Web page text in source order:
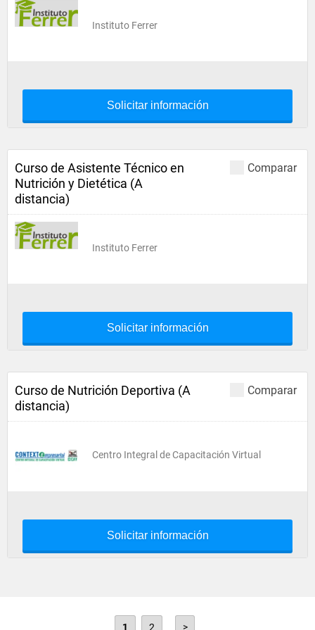
Instituto Ferrer
Solicitar información
Comparar
Curso de Asistente Técnico en
Nutrición y Dietética (A
distancia)
Instituto Ferrer
Solicitar información
Comparar
Curso de Nutrición Deportiva (A
distancia)
Centro Integral de Capacitación Virtual
Solicitar información
1 2 >